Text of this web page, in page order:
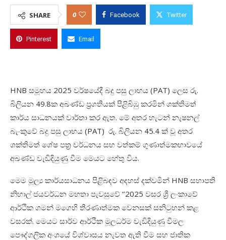
SHARE 0 Facebook Twitter
Pinterest Email
HNB සමූහය 2025 වර්ෂයේදී බදු පසු ලාභය (PAT) ලෙස රු.
බිලියන 49.8ක අඛණ්ඩ ප්‍රගතියක් පිළිබිඹු කරමින් ශක්තිමත්
කාර්ය සාධනයක් වාර්තා කර ඇත. මේ අතර හැටන් නැෂනල්
බැංකුවේ බදු පසු ලාභය (PAT) රු. බිලියන 45.4 ක් වූ අතර
ශක්තිමත් ශේෂ පත්‍ර වර්ධනය සහ වත්කම් ගුණාත්මකභාවයේ
අඛණ්ඩ වැඩිදියුණු වීම මෙයට හේතු විය.
මෙම මූල්‍ය කාර්යසාධනය පිළිබඳව අදහස් දක්වමින් HNB සභාපති
නිහාල් ජයවර්ධන මහතා පැවසුවේ ‘’2025 වසර ශ්‍රී ලංකාවේ
ආර්ථික ගමන් මගෙහි තීරණාත්මක වෙනසක් සනිටුහන් කළ
වසරක්. මෙයට සාර්ව ආර්ථික මූලධර්ම වැඩිදියුණු වීමල
පෞද්ගලික අංශයේ විශ්වාසය නැවත ඇති වීම සහ ජාතික